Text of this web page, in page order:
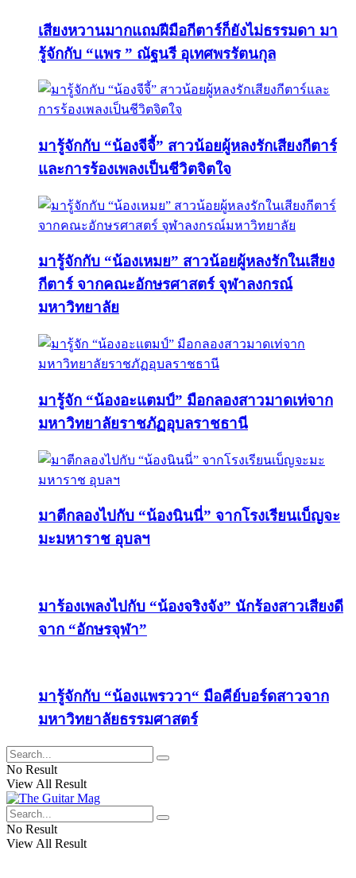
เสียงหวานมากแถมฝีมือกีตาร์ก็ยังไม่ธรรมดา มา
รู้จักกับ “แพร ” ณัฐนรี อุเทศพรรัตนกุล
มารู้จักกับ “น้องจีจี้” สาวน้อยผู้หลงรักเสียงกีตาร์
และการร้องเพลงเป็นชีวิตจิตใจ
มารู้จักกับ “น้องเหมย” สาวน้อยผู้หลงรักในเสียง
กีตาร์ จากคณะอักษรศาสตร์ จุฬาลงกรณ์
มหาวิทยาลัย
มารู้จัก “น้องอะแตมป์” มือกลองสาวมาดเท่จาก
มหาวิทยาลัยราชภัฏอุบลราชธานี
มาตีกลองไปกับ “น้องนินนี่” จากโรงเรียนเบ็ญจะ
มะมหาราช อุบลฯ
มาร้องเพลงไปกับ “น้องจริงจัง” นักร้องสาวเสียงดี
จาก “อักษรจุฬา”
มารู้จักกับ “น้องแพรววา“ มือคีย์บอร์ดสาวจาก
มหาวิทยาลัยธรรมศาสตร์
No Result
View All Result
No Result
View All Result